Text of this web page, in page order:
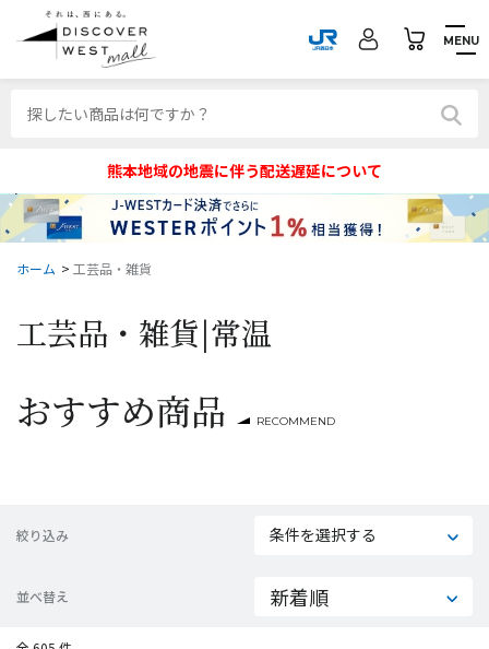
MENU
熊本地域の地震に伴う配送遅延について
ホーム > 工芸品・雑貨
工芸品・雑貨|常温
おすすめ商品 RECOMMEND
絞り込み 条件を選択する
並べ替え